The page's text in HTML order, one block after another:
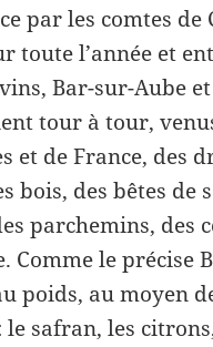
par les comtes
toute l’année et
Bar-sur-Aube
tour à tour,
et de France, des
bois, des bêtes de
parchemins, des
Comme le précise
poids, au moyen
safran, les